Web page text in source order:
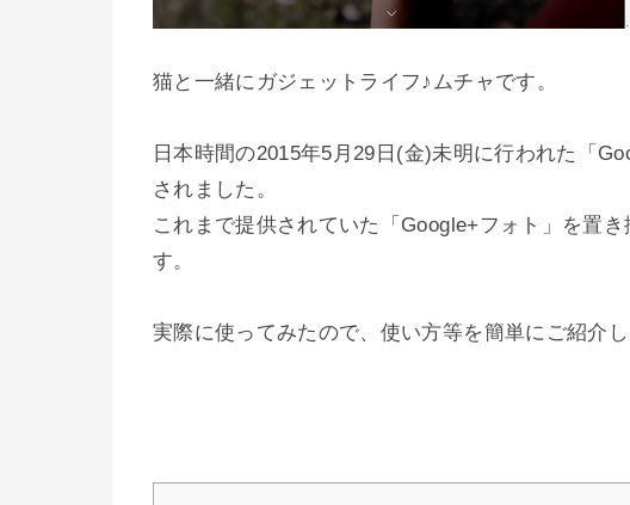
猫と一緒にガジェットライフ♪ムチャです。
日本時間の2015年5月29日(金)未明に行われた「
されました。
これまで提供されていた「Google+フォト」を置
す。
実際に使ってみたので、使い方等を簡単にご紹介し